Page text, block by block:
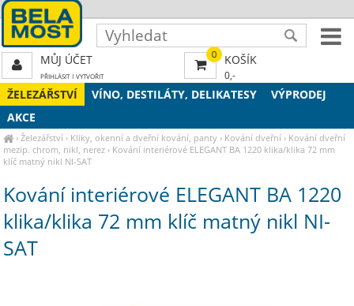
ŽELEZÁŘSTVÍ VÍNO, DESTILÁTY, DELIKATESY
VÝPRODEJ
AKCE
›Železářství › Kliky, okenní a dveřní kování, panty › Kování dveřní › Kování dveřní
mezip. chrom, nikl, nerez › Kování interiérové ELEGANT BA 1220 klika/klika 72 mm
klíč matný nikl NI-SAT
Kování interiérové ELEGANT BA 1220
klika/klika 72 mm klíč matný nikl NI-
SAT
0 KOŠÍK
0,-
MŮJ ÚČET
PŘIHLÁSIT| VYTVOŘIT